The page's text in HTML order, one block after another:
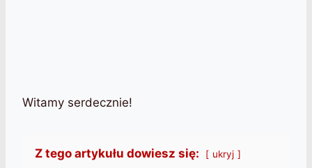
Witamy serdecznie!
Z tego artykułu dowiesz się: ukryj